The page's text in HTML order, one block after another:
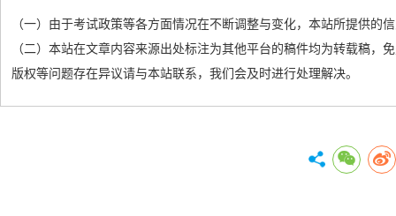
（一）由于考试政策等各方面情况在不断调整与变化，本站所提供的
（二）本站在文章内容来源出处标注为其他平台的稿件均为转载稿
版权等问题存在异议请与本站联系，我们会及时进行处理解决。